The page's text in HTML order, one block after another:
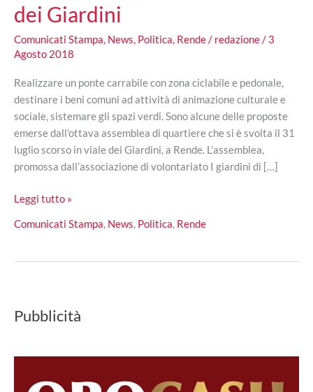
dei Giardini
Comunicati Stampa, News, Politica, Rende/ redazione/ 3
Agosto 2018
Realizzare un ponte carrabile con zona ciclabile e pedonale,
destinare i beni comuni ad attività di animazione culturale e
sociale, sistemare gli spazi verdi. Sono alcune delle proposte
emerse dall’ottava assemblea di quartiere che si è svolta il 31
luglio scorso in viale dei Giardini, a Rende. L’assemblea,
promossa dall’associazione di volontariato I giardini di […]
Rende:
firme
ponte
spazi
Leggi tutto »
Comunicati Stampa, News, Politica, Rende
Pubblicità